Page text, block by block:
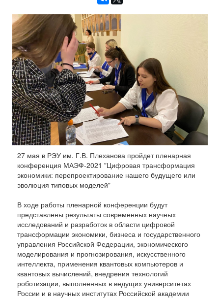
27 мая в РЭУ им. Г.В. Плеханова пройдет пленарная
конференция МАЭФ-2021 "Цифровая трансформация
экономики: перепроектирование нашего будущего или
эволюция типовых моделей"
В ходе работы пленарной конференции будут
представлены результаты современных научных
исследований и разработок в области цифровой
трансформации экономики, бизнеса и государственного
управления Российской Федерации, экономического
моделирования и прогнозирования, искусственного
интеллекта, применения квантовых компьютеров и
квантовых вычислений, внедрения технологий
роботизации, выполненных в ведущих университетах
России и в научных институтах Российской академии